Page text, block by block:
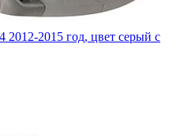
2015 год, цвет серый с